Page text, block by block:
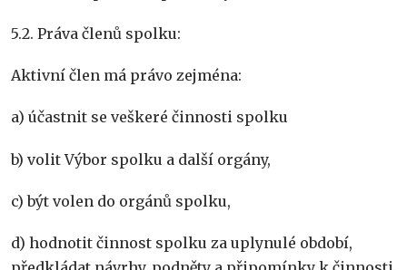
5.2. Práva členů spolku:
Aktivní člen má právo zejména:
a) účastnit se veškeré činnosti spolku
b) volit Výbor spolku a další orgány,
c) být volen do orgánů spolku,
d) hodnotit činnost spolku za uplynulé období,